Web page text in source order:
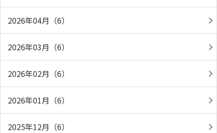
2026年04月（6）
2026年03月（6）
2026年02月（6）
2026年01月（6）
2025年12月（6）